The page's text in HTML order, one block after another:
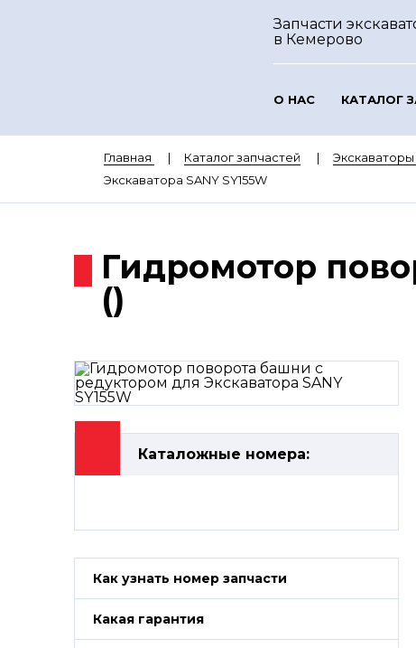
Запчасти
в Кемерово
О НАС КАТАЛОГ
Главная Каталог запчастей Экскаваторы
Экскаватора SANY SY155W
Гидромотор
()
Каталожные номера:
Как узнать номер запчасти
Какая гарантия